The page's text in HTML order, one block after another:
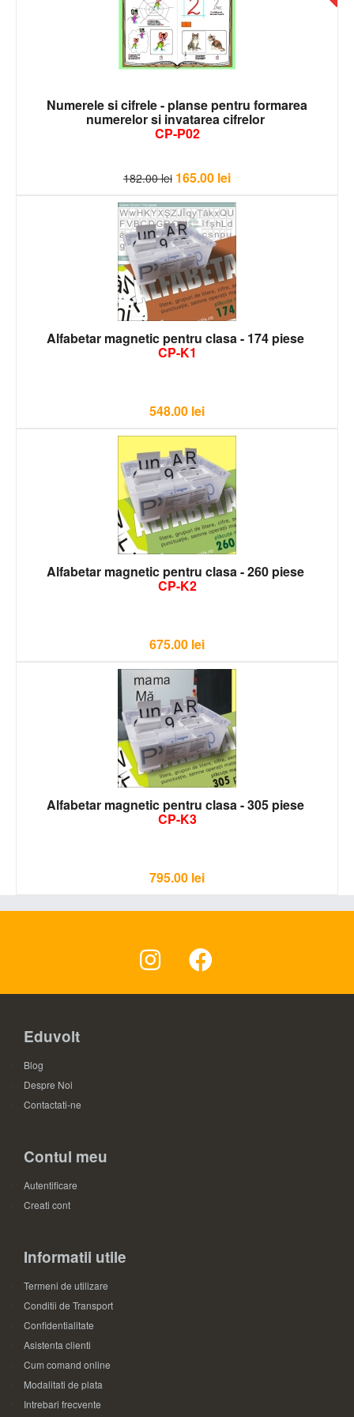
Numerele si cifrele - planse pentru formarea
numerelor si invatarea cifrelor
CP-P02
182.00 lei 165.00 lei
Alfabetar magnetic pentru clasa - 174 piese
CP-K1
548.00 lei
Alfabetar magnetic pentru clasa - 260 piese
CP-K2
675.00 lei
Alfabetar magnetic pentru clasa - 305 piese
CP-K3
795.00 lei
Eduvolt
Blog
Despre Noi
Contactati-ne
Contul meu
Autentificare
Creati cont
Informatii utile
Termeni de utilizare
Conditii de Transport
Confidentialitate
Asistenta clienti
Cum comand online
Modalitati de plata
Intrebari frecvente